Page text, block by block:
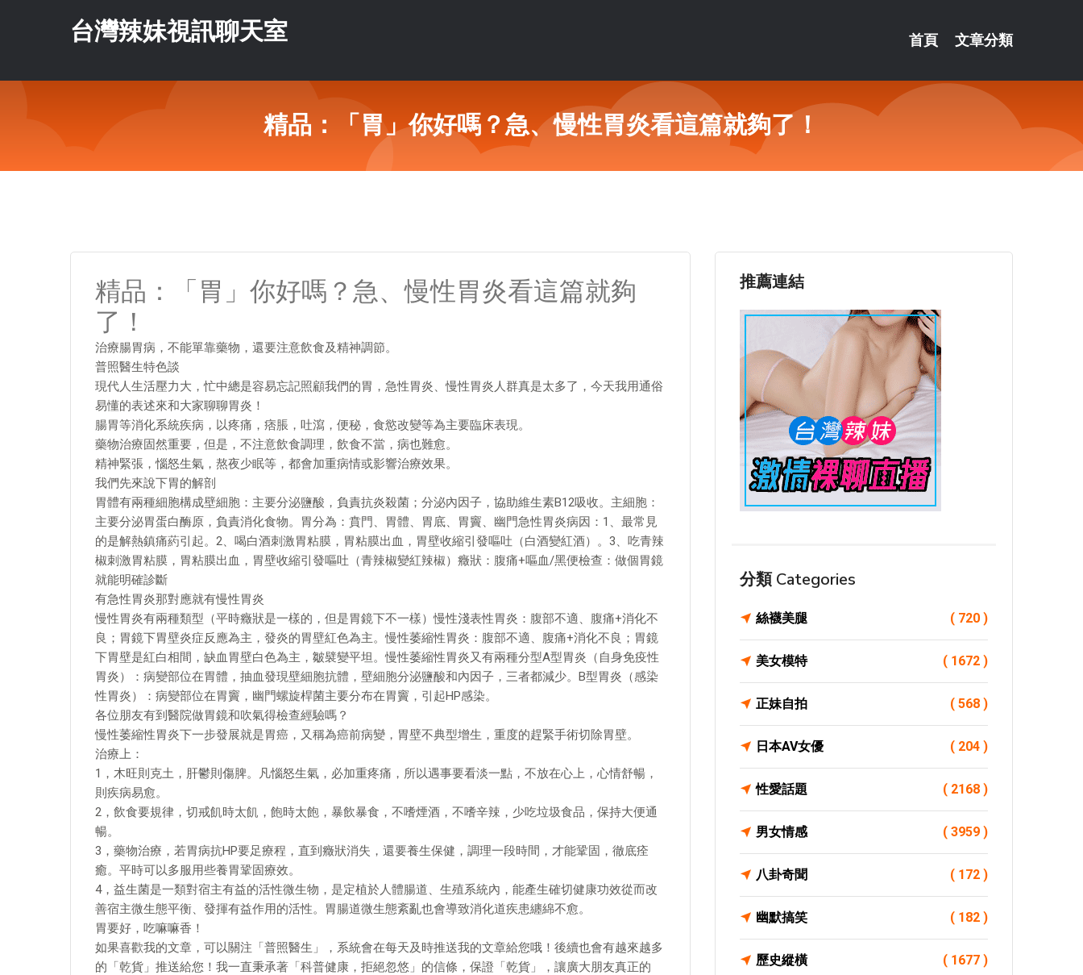
台灣辣妹視訊聊天室 首頁 文章分類
精品：「胃」你好嗎？急、慢性胃炎看這篇就夠了！
精品：「胃」你好嗎？急、慢性胃炎看這篇就夠
了！
治療腸胃病，不能單靠藥物，還要注意飲食及精神調節。
普照醫生特色談
現代人生活壓力大，忙中總是容易忘記照顧我們的胃，急性胃炎、慢性胃炎人群真是太多了，今天我用通俗
易懂的表述來和大家聊聊胃炎！
腸胃等消化系統疾病，以疼痛，痞脹，吐瀉，便秘，食慾改變等為主要臨床表現。
藥物治療固然重要，但是，不注意飲食調理，飲食不當，病也難愈。
精神緊張，惱怒生氣，熬夜少眠等，都會加重病情或影響治療效果。
我們先來說下胃的解剖
胃體有兩種細胞構成壁細胞：主要分泌鹽酸，負責抗炎殺菌；分泌內因子，協助維生素B12吸收。主細胞：
主要分泌胃蛋白酶原，負責消化食物。胃分為：賁門、胃體、胃底、胃竇、幽門急性胃炎病因：1、最常見
的是解熱鎮痛葯引起。2、喝白酒刺激胃粘膜，胃粘膜出血，胃壁收縮引發嘔吐（白酒變紅酒）。3、吃青辣
椒刺激胃粘膜，胃粘膜出血，胃壁收縮引發嘔吐（青辣椒變紅辣椒）癥狀：腹痛+嘔血/黑便檢查：做個胃鏡
就能明確診斷
有急性胃炎那對應就有慢性胃炎
慢性胃炎有兩種類型（平時癥狀是一樣的，但是胃鏡下不一樣）慢性淺表性胃炎：腹部不適、腹痛+消化不
良；胃鏡下胃壁炎症反應為主，發炎的胃壁紅色為主。慢性萎縮性胃炎：腹部不適、腹痛+消化不良；胃鏡
下胃壁是紅白相間，缺血胃壁白色為主，皺襞變平坦。慢性萎縮性胃炎又有兩種分型A型胃炎（自身免疫性
胃炎）：病變部位在胃體，抽血發現壁細胞抗體，壁細胞分泌鹽酸和內因子，三者都減少。B型胃炎（感染
性胃炎）：病變部位在胃竇，幽門螺旋桿菌主要分布在胃竇，引起HP感染。
各位朋友有到醫院做胃鏡和吹氣得檢查經驗嗎？
慢性萎縮性胃炎下一步發展就是胃癌，又稱為癌前病變，胃壁不典型增生，重度的趕緊手術切除胃壁。
治療上：
1，木旺則克土，肝鬱則傷脾。凡惱怒生氣，必加重疼痛，所以遇事要看淡一點，不放在心上，心情舒暢，
則疾病易愈。
2，飲食要規律，切戒飢時太飢，飽時太飽，暴飲暴食，不嗜煙酒，不嗜辛辣，少吃垃圾食品，保持大便通
暢。
3，藥物治療，若胃病抗HP要足療程，直到癥狀消失，還要養生保健，調理一段時間，才能鞏固，徹底痊
癒。平時可以多服用些養胃鞏固療效。
4，益生菌是一類對宿主有益的活性微生物，是定植於人體腸道、生殖系統內，能產生確切健康功效從而改
善宿主微生態平衡、發揮有益作用的活性。胃腸道微生態紊亂也會導致消化道疾患纏綿不愈。
胃要好，吃嘛嘛香！
如果喜歡我的文章，可以關注「普照醫生」，系統會在每天及時推送我的文章給您哦！後續也會有越來越多
的「乾貨」推送給您！我一直秉承著「科普健康，拒絕忽悠」的信條，保證「乾貨」，讓廣大朋友真正的
推薦連結
分類 Categories
絲襪美腿 ( 720 )
美女模特 ( 1672 )
正妹自拍 ( 568 )
日本AV女優 ( 204 )
性愛話題 ( 2168 )
男女情感 ( 3959 )
八卦奇聞 ( 172 )
幽默搞笑 ( 182 )
歷史縱橫 ( 1677 )